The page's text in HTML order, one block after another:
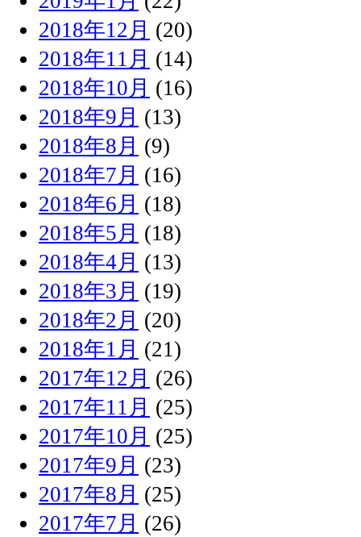
2018年12月 (20)
2018年11月 (14)
2018年10月 (16)
2018年9月 (13)
2018年8月 (9)
2018年7月 (16)
2018年6月 (18)
2018年5月 (18)
2018年4月 (13)
2018年3月 (19)
2018年2月 (20)
2018年1月 (21)
2017年12月 (26)
2017年11月 (25)
2017年10月 (25)
2017年9月 (23)
2017年8月 (25)
2017年7月 (26)